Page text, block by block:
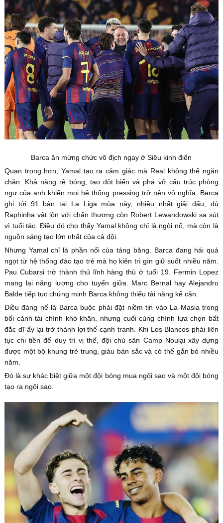
Barca ăn mừng chức vô địch ngay ở Siêu kinh điển
Quan trọng hơn, Yamal tạo ra cảm giác mà Real không thể ngăn
chặn. Khả năng rê bóng, tạo đột biến và phá vỡ cấu trúc phòng
ngự của anh khiến mọi hệ thống pressing trở nên vô nghĩa. Barca
ghi tới 91 bàn tại La Liga mùa này, nhiều nhất giải đấu, dù
Raphinha vật lộn với chấn thương còn Robert Lewandowski sa sút
vì tuổi tác. Điều đó cho thấy Yamal không chỉ là ngòi nổ, mà còn là
nguồn sáng tạo lớn nhất của cả đội.
Nhưng Yamal chỉ là phần nổi của tảng băng. Barca đang hái quả
ngọt từ hệ thống đào tạo trẻ mà họ kiên trì gìn giữ suốt nhiều năm.
Pau Cubarsi trở thành thủ lĩnh hàng thủ ở tuổi 19. Fermin Lopez
mang lại năng lượng cho tuyến giữa. Marc Bernal hay Alejandro
Balde tiếp tục chứng minh Barca không thiếu tài năng kế cận.
Điều đáng nể là Barca buộc phải đặt niềm tin vào La Masia trong
bối cảnh tài chính khó khăn, nhưng cuối cùng chính lựa chọn bất
đắc dĩ ấy lại trở thành lợi thế cạnh tranh. Khi Los Blancos phải liên
tục chi tiền để duy trì vị thế, đội chủ sân Camp Noulại xây dựng
được một bộ khung trẻ trung, giàu bản sắc và có thể gắn bó nhiều
năm.
Đó là sự khác biệt giữa một đội bóng mua ngôi sao và một đội bóng
tạo ra ngôi sao.